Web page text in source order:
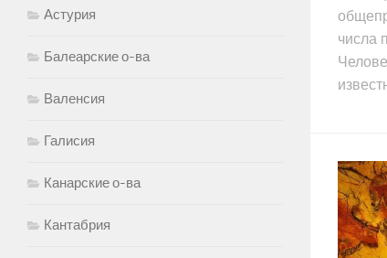
числа
Астурия
Балеарские о-ва
Валенсия
Галисия
Канарские о-ва
Кантабрия